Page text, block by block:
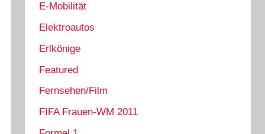
E-Mobilität
Elektroautos
Erlkönige
Featured
Fernsehen/Film
FIFA Frauen-WM 2011